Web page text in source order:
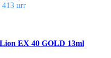
413 шт
EX 40 GOLD 13ml